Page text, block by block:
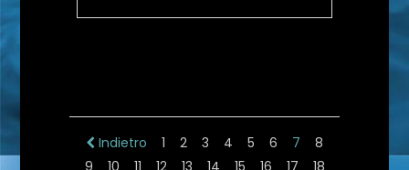
Indietro 1 2 3 4 5 6 7
8
9
10 11 12 13 14 15 16 17
18